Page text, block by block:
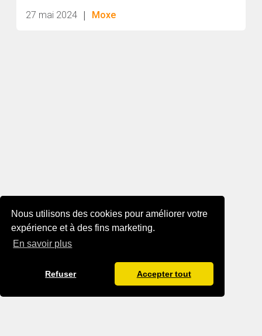
Nous utilisons des cookies pour améliorer votre
expérience et à des fins marketing.
En savoir plus
Refuser Accepter tout
sexuel depuis plus de 10 ans.
27 mai 2024 | Moxe